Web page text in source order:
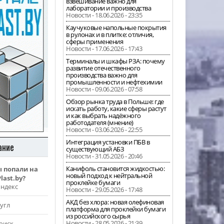
попали на
лаборатории и производства
Новости - 18.06.2026 - 23:35
Каучуковые напольные покрытия
в рулонах и в плитке: отличия,
сферы применения
Новости - 17.06.2026 - 17:43
Терминалы и шкафы РЗА: почему
развитие отечественного
производства важно для
промышленности и нефтехимии
Новости - 09.06.2026 - 07:58
Обзор рынка труда в Польше: где
искать работу, какие сферы растут
и как выбрать надёжного
работодателя (мнение)
Новости - 03.06.2026 - 22:55
Интеграция установки ПБВ в
существующий АБЗ
Новости - 31.05.2026 - 20:46
Канифоль становится жидкостью:
новый подход к нейтральной
проклейке бумаги
Новости - 29.05.2026 - 17:48
АКД без хлора: новая олефиновая
платформа для проклейки бумаги
из российского сырья